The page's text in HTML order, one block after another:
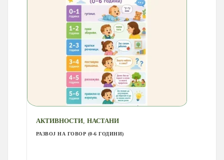
АКТИВНОСТИ,НАСТАНИ
РАЗВОЈ НА ГОВОР (0-6 ГОДИНИ)